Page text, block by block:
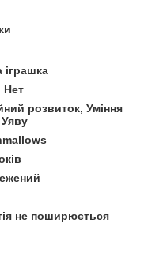
іграшка
Нет
розвиток, Уміння
Уяву
не поширюється